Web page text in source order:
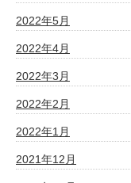
2022年5月
2022年4月
2022年3月
2022年2月
2022年1月
2021年12月